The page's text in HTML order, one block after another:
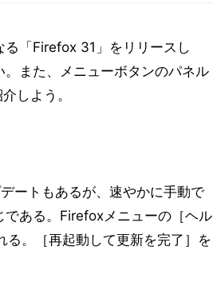
る「Firefox 31」をリリースし
また、メニューボタンのパネル
しよう。
ートもあるが、速やかに手動で
ある。Firefoxメニューの［ヘル
。［再起動して更新を完了］を